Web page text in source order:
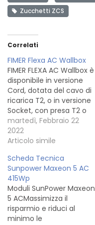
Zucchetti ZCS
Correlati
FIMER Flexa AC Wallbox
FIMER FLEXA AC Wallbox è
disponibile in versione
Cord, dotata del cavo di
ricarica T2, o in versione
Socket, con presa T2 o
T3A. Il dispositivo può
essere installato a parete
o sul supporto FIMER
disponibile in diverse
configurazioni, a
seconda della potenza
(da 3,7kW a…
martedì, Febbraio 22
2022
Articolo simile
Scheda Tecnica
Sunpower Maxeon 5 AC
415Wp
Moduli SunPower Maxeon
5 ACMassimizza il
risparmio e riduci al
minimo le